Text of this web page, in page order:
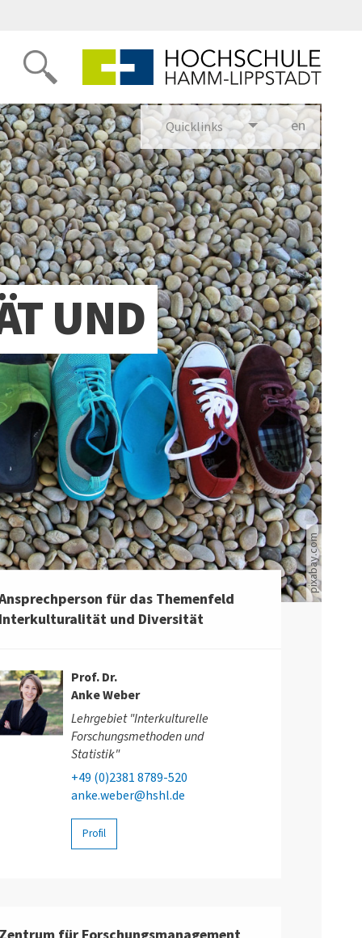
Quicklinks english
pixabay.com
UND
für das Themenfeld
Interkulturalität und Diversität
Prof. Dr.
Anke Weber
Lehrgebiet "Interkulturelle
Forschungsmethoden und
Statistik"
+49 (0)2381 8789-520
anke.weber@hshl.de
Profil